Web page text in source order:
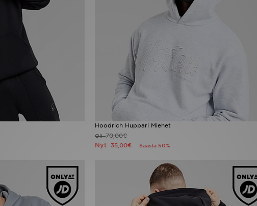
Hoodrich Huppari Miehet
Oli70,00€
Nyt 35,00€ Säästä 50%